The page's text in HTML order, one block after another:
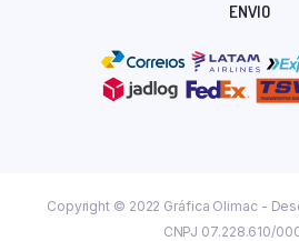
ENVIO
Copyright © 2022 Gráfica Olimac -
CNPJ 07.228.610/